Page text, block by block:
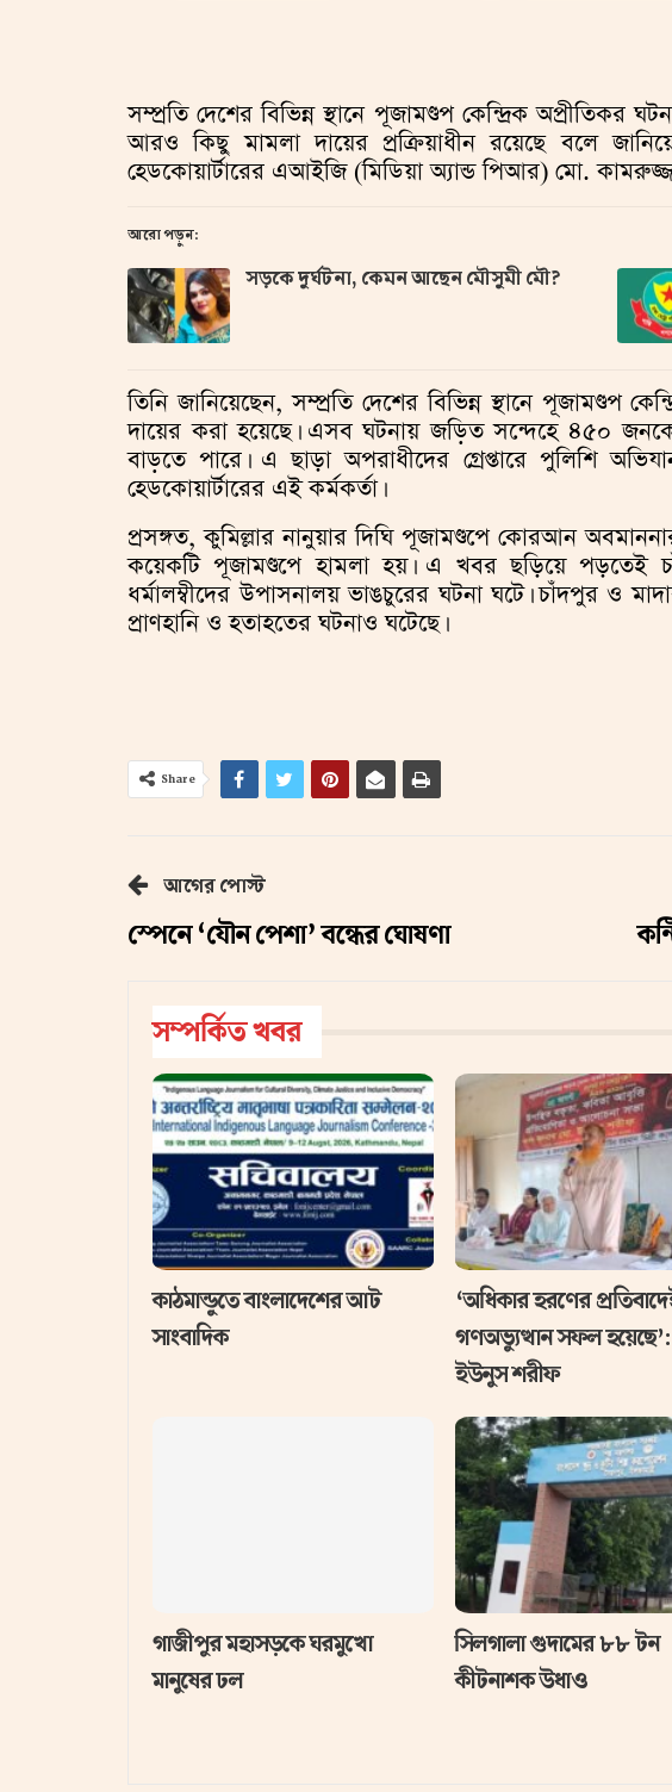
সম্প্রতি দেশের বিভিন্ন স্থানে পূজামণ্ডপ কেন্দ্রিক অপ্রীতিকর
আরও কিছু মামলা দায়ের প্রক্রিয়াধীন রয়েছে বলে
হেডকোয়ার্টারের এআইজি (মিডিয়া অ্যান্ড পিআর) মো.
আরো পড়ুন:
সড়কে দুর্ঘটনা, কেমন আছেন মৌসুমী মৌ?
তিনি জানিয়েছেন, সম্প্রতি দেশের বিভিন্ন স্থানে পূজামণ্ডপ
দায়ের করা হয়েছে। এসব ঘটনায় জড়িত সন্দেহে ৪৫০
বাড়তে পারে। এ ছাড়া অপরাধীদের গ্রেপ্তারে পুলিশি
হেডকোয়ার্টারের এই কর্মকর্তা।
প্রসঙ্গত, কুমিল্লার নানুয়ার দিঘি পূজামণ্ডপে কোরআন
কয়েকটি পূজামণ্ডপে হামলা হয়। এ খবর ছড়িয়ে পড়তেই
ধর্মালম্বীদের উপাসনালয় ভাঙচুরের ঘটনা ঘটে। চাঁদপুর ও
প্রাণহানি ও হতাহতের ঘটনাও ঘটেছে।
Share
আগের পোস্ট
স্পেনে ‘যৌন পেশা’ বন্ধের ঘোষণা
সম্পর্কিত খবর
কাঠমান্ডুতে বাংলাদেশের আট
সাংবাদিক
‘অধিকার হরণের
গণঅভ্যুত্থান সফল
ইউনুস শরীফ
গাজীপুর মহাসড়কে ঘরমুখো
মানুষের ঢল
সিলগালা গুদামের ৮৮ টন
কীটনাশক উধাও